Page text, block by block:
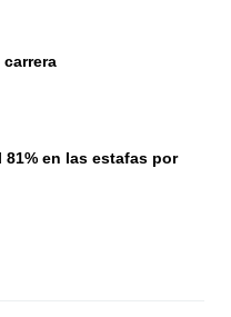
en las estafas por